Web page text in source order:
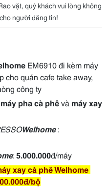
vặt, quý khách vui lòng không
người đăng tin!
EM6910 đi kèm máy
cho quán cafe take away,
công ty
máy pha cà phê và máy xay
Welhome
: 5.000.000đ/máy
xay cà phê Welhome
bộ